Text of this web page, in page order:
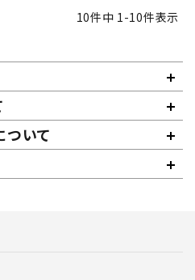
10件中 1-10件表示
ついて